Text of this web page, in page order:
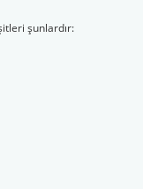
şunlardır: